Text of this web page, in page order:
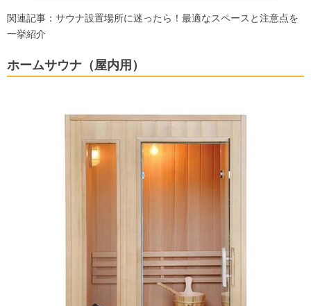
関連記事： サウナ設置場所に迷ったら！最適なスペースと注意点を
一挙紹介
ホームサウナ（屋内用）